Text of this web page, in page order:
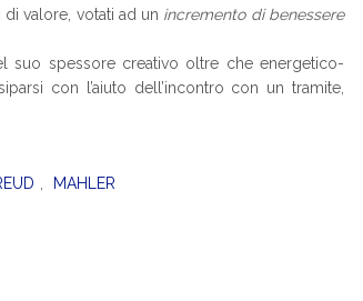
valore, votati ad un incremento di benessere
suo spessore creativo oltre che energetico-
con l’aiuto dell’incontro con un tramite,
MAHLER